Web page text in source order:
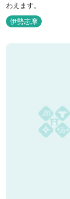
わえます。
伊勢志摩